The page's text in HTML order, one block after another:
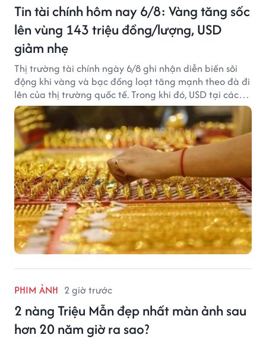
Tin tài chính hôm nay 6/8: Vàng tăng sốc
lên vùng 143 triệu đồng/lượng, USD
giảm nhẹ
Thị trường tài chính ngày 6/8 ghi nhận diễn biến sôi
động khi vàng và bạc đồng loạt tăng mạnh theo đà đi
lên của thị trường quốc tế. Trong khi đó, USD tại các
ngân hàng tiếp tục hạ nhiệt dù tỷ giá trung tâm lập
đỉnh mới.
PHIM ẢNH 2 giờ trước
2 nàng Triệu Mẫn đẹp nhất màn ảnh sau
hơn 20 năm giờ ra sao?